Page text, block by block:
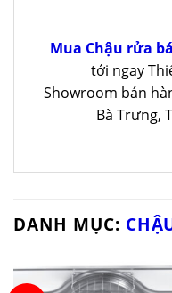
Mua Chậu rửa
tới ngay
Showroom bán
Bà Trưng,
DANH MỤC: